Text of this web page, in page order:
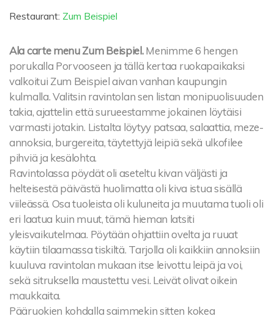
Restaurant: Zum Beispiel
Ala carte menu Zum Beispiel. Menimme 6 hengen
porukalla Porvooseen ja tällä kertaa ruokapaikaksi
valkoitui Zum Beispiel aivan vanhan kaupungin
kulmalla. Valitsin ravintolan sen listan monipuolisuuden
takia, ajattelin että surueestamme jokainen löytäisi
varmasti jotakin. Listalta löytyy patsaa, salaattia, meze-
annoksia, burgereita, täytettyjä leipiä sekä ulkofilee
pihviä ja kesälohta.
Ravintolassa pöydät oli aseteltu kivan väljästi ja
helteisestä päivästä huolimatta oli kiva istua sisällä
viileässä. Osa tuoleista oli kuluneita ja muutama tuoli oli
eri laatua kuin muut, tämä hieman latsiti
yleisvaikutelmaa. Pöytään ohjattiin ovelta ja ruuat
käytiin tilaamassa tiskiltä. Tarjolla oli kaikkiin annoksiin
kuuluva ravintolan mukaan itse leivottu leipä ja voi,
sekä sitruksella maustettu vesi. Leivät olivat oikein
maukkaita.
Pääruokien kohdalla saimmekin sitten kokea